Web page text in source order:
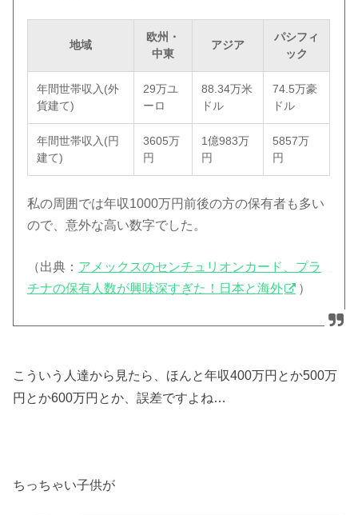
地域
欧州・
中東
アジア
パシフィ
ック
年間世帯収入(外
貨建て)
29万ユ
ーロ
88.34万米
ドル
74.5万豪
ドル
年間世帯収入(円
建て)
3605万
円
1億983万
円
5857万
円
私の周囲では年収1000万円前後の方の保有者も多い
ので、意外な高い数字でした。
（出典： アメックスのセンチュリオンカード、プラ
チナの保有人数が興味深すぎた！日本と海外
）
こういう人達から見たら、ほんと年収400万円とか500万
円とか600万円とか、誤差ですよね…
ちっちゃい子供が